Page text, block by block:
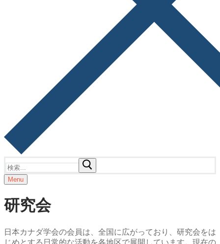
索:
Menu
研究会
日本カナダ学会の会員は、全国に広がっており、研究会をは
じめとする日常的な活動を各地区で展開しています。現在の